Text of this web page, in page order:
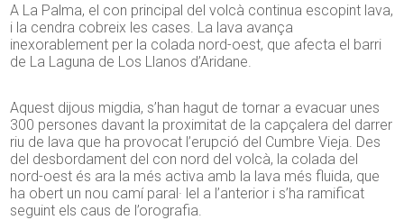
A La Palma, el con principal del volcà continua escopint lava,
i la cendra cobreix les cases. La lava avança
inexorablement per la colada nord-oest, que afecta el barri
de La Laguna de Los Llanos d’Aridane.
Aquest dijous migdia, s’han hagut de tornar a evacuar unes
300 persones davant la proximitat de la capçalera del darrer
riu de lava que ha provocat l’erupció del Cumbre Vieja. Des
del desbordament del con nord del volcà, la colada del
nord-oest és ara la més activa amb la lava més fluida, que
ha obert un nou camí paral· lel a l’anterior i s’ha ramificat
seguint els caus de l’orografia.